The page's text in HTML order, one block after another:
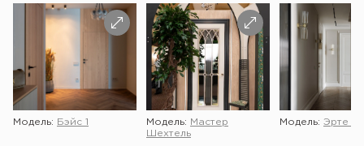
Модель: Бэйс 1 Модель:
Мастер
Шехтель
Модель: Эрте 2